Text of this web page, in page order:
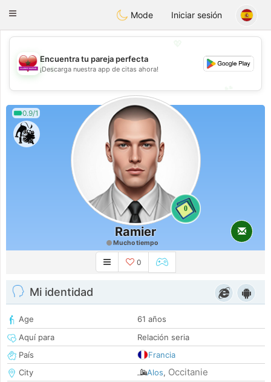
Maroc Dating
Toggle
Mode Iniciar sesión
💖
💕
Encuentra tu pareja perfecta
¡Descarga nuestra app de citas ahora!
0.9/1
0
Ramier
Mucho tiempo
0
Mi identidad
Age
61 años
Aquí para
Relación seria
País
Francia
City
Alos, Occitanie